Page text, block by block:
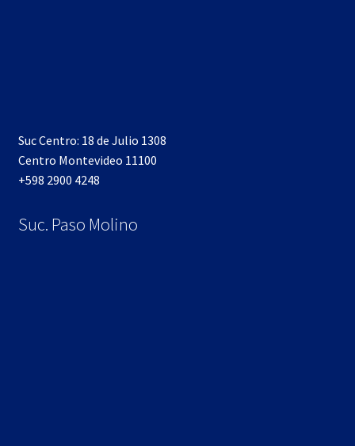
Suc Centro: 18 de Julio 1308
Centro Montevideo 11100
+598 2900 4248
Suc. Paso Molino